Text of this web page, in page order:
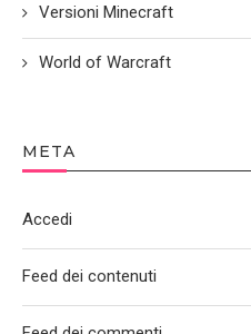
Versioni Minecraft
World of Warcraft
META
Accedi
Feed dei contenuti